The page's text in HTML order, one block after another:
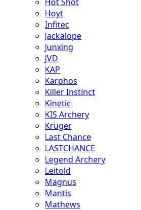
Hoyt
Infitec
Jackalope
Junxing
JVD
KAP
Karphos
Killer Instinct
Kinetic
KIS Archery
Krüger
Last Chance
LASTCHANCE
Legend Archery
Leitold
Magnus
Mantis
Mathews